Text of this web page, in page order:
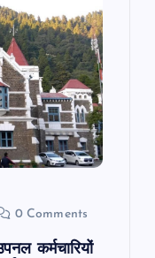
0 Comments
कर्मचारियों